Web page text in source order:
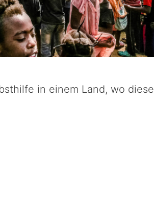
in einem Land, wo diese